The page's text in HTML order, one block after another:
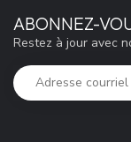
ABONNEZ-
Restez à jour avec